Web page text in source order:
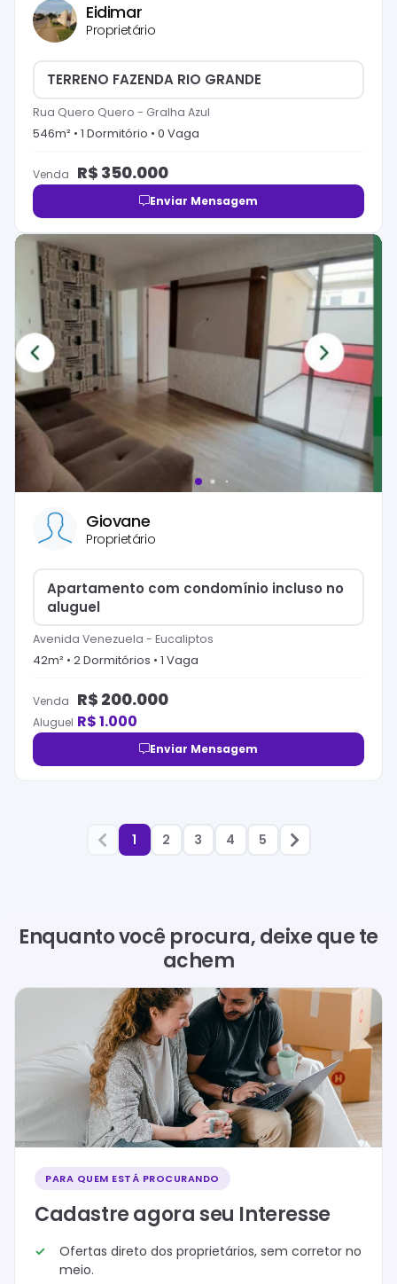
Eidimar
Proprietário
TERRENO FAZENDA RIO GRANDE
Rua Quero Quero - Gralha Azul
546m² • 1 Dormitório • 0 Vaga
Venda R$ 350.000
Enviar Mensagem
Giovane
Proprietário
Apartamento com condomínio incluso no
aluguel
Avenida Venezuela - Eucaliptos
42m² • 2Dormitórios • 1 Vaga
Venda R$ 200.000
Aluguel R$1.000
Enviar Mensagem
1 2 3 4 5
Enquanto você procura, deixe que te
achem
PARA QUEM ESTÁ PROCURANDO
Cadastre agora seu Interesse
Ofertas direto dos proprietários, sem corretor no
meio.